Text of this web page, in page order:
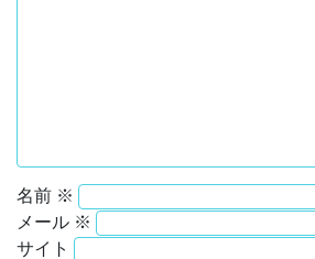
名前 ※
メール ※
サイト